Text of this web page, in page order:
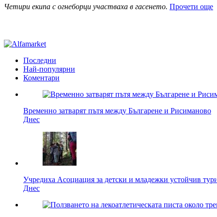
Четири екипа с огнеборци участваха в гасенето. Прочети още
Последни
Най-популярни
Коментари
Временно затварят пътя между Българене и Рисиманово
Днес
Учредиха Асоциация за детски и младежки устойчив
Днес